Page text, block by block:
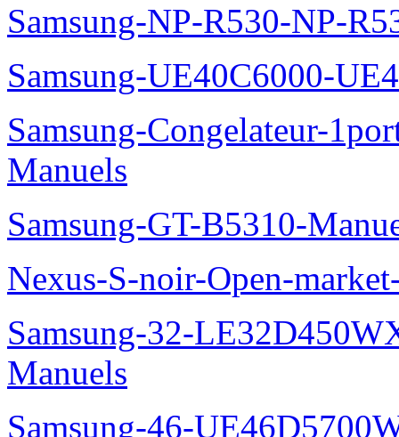
Samsung-NP-R530-NP-
Samsung-UE40C6000-
Samsung-Congelateur-
Manuels
Samsung-GT-B5310-
Nexus-S-noir-Open-
Samsung-32-
Manuels
Samsung-46-